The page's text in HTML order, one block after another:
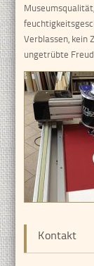
Verblassen, kein
ungetrübte
Kontakt